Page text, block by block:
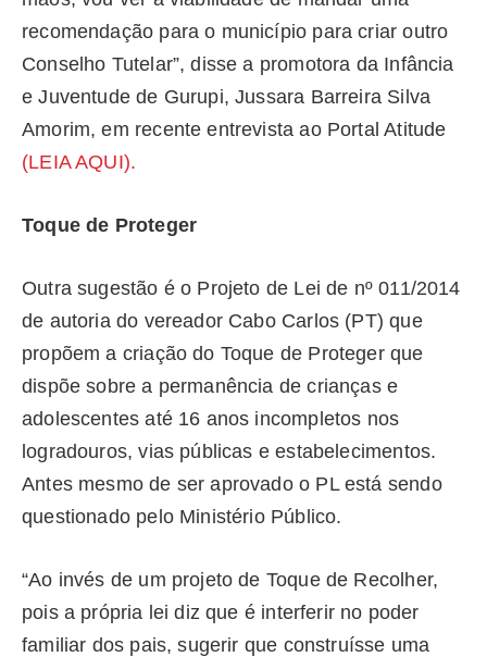
recomendação para o município para criar outro
Conselho Tutelar”, disse a promotora da Infância
e Juventude de Gurupi, Jussara Barreira Silva
Amorim, em recente entrevista ao Portal Atitude
(LEIA AQUI).
Toque de Proteger
Outra sugestão é o Projeto de Lei de nº 011/2014
de autoria do vereador Cabo Carlos (PT) que
propõem a criação do Toque de Proteger que
dispõe sobre a permanência de crianças e
adolescentes até 16 anos incompletos nos
logradouros, vias públicas e estabelecimentos.
Antes mesmo de ser aprovado o PL está sendo
questionado pelo Ministério Público.
“Ao invés de um projeto de Toque de Recolher,
pois a própria lei diz que é interferir no poder
familiar dos pais, sugerir que construísse uma